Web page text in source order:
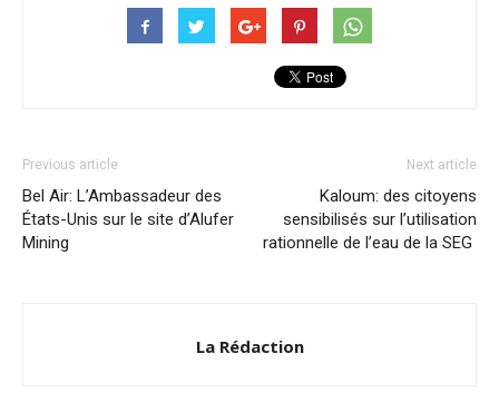
Previous article
Bel Air: L’Ambassadeur des
États-Unis sur le site d’Alufer
Mining
Next article
Kaloum: des citoyens
sensibilisés sur l’utilisation
rationnelle de l’eau de la SEG
La Rédaction